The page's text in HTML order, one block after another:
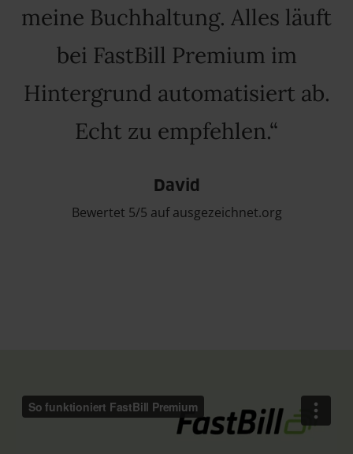
meine Buchhaltung. Alles läuft
bei FastBill Premium im
Hintergrund automatisiert ab.
Echt zu empfehlen.
David
Bewertet 5/5 auf ausgezeichnet.org